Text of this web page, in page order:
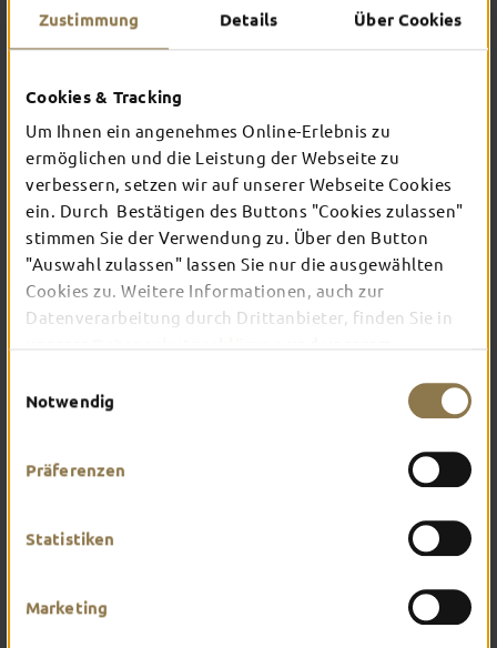
Zustimmung Details Über Cookies
Cookies & Tracking
Um Ihnen ein angenehmes Online-Erlebnis zu
ermöglichen und die Leistung der Webseite zu
verbessern, setzen wir auf unserer Webseite Cookies
ein. Durch Bestätigen des Buttons "Cookies zulassen"
stimmen Sie der Verwendung zu. Über den Button
"Auswahl zulassen" lassen Sie nur die ausgewählten
Cookies zu. Weitere Informationen, auch zur
Datenverarbeitung durch Drittanbieter, finden Sie in
Notwendig
Präferenzen
Statistiken
Marketing
Das erlebst du nur in Fulda
TOP-EVENTS
In Fulda ist irgendwo immer etwas los: Ob
Konzert, Musical, Erlebnis-Stadtführung oder
Theater – entdecke hier aktuelle Veranstaltungen
und Highlights in und um Fulda.